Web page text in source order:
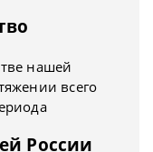
нашей
всего
России